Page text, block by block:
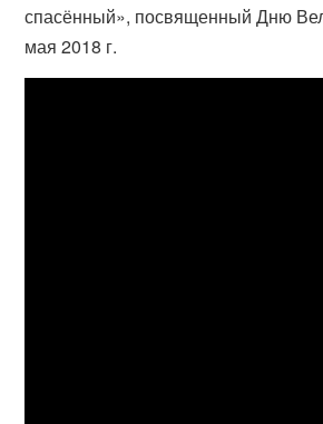
спасённый», посвященный Дню
мая 2018 г.